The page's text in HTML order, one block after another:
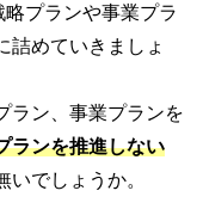
プランや事業プラ
詰めていきましょ
ラン、事業プランを
ランを推進しない
いでしょうか。